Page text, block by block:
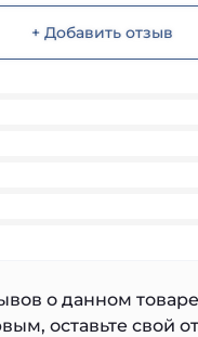
+ Добавить отзыв
о данном
оставьте свой